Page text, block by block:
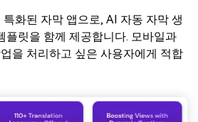
화된 자막 앱으로, AI 자동 자막 생
플릿을 함께 제공합니다. 모바일과
을 처리하고 싶은 사용자에게 적합